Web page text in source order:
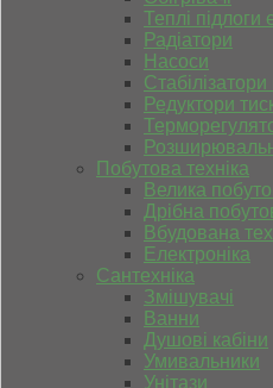
Теплі підлоги
Радіатори
Насоси
Редуктори
Побутова техніка
Велика
Дрібна
Вбудована
Електроніка
Сантехніка
Змішувачі
Ванни
Душові кабіни
Умивальники
Унітази